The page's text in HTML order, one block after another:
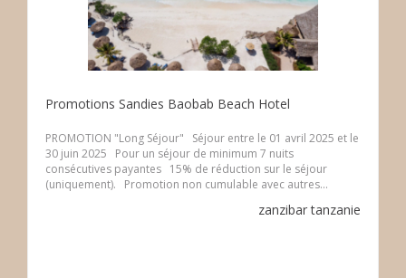
Promotions Sandies Baobab Beach Hotel
PROMOTION "Long Séjour" Séjour entre le 01 avril 2025 et le
30 juin 2025 Pour un séjour de minimum 7 nuits
consécutives payantes 15% de réduction sur le séjour
(uniquement). Promotion non cumulable avec autres...
zanzibar tanzanie